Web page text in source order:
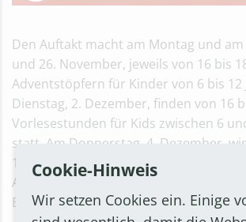
Den Auftakt macht am Montag und
und 26. November, jeweils von 16 bis
Adventstöpfern für Kinder von 6 bis 12
Dienstag, 2. Dezember, finden von 16
Vorlesestunden für Kids zwischen 6
statt. Am Donnerstag, 4. Dezember,
18 Uhr ein Weihnachtsfilm ab 6 Jahren
Angebote sind kostenlos, Treffpunkt ist
Bornheimer KinderTreff, Königstraße
Cookie-Hinweis
Wir setzen Cookies ein. Einige